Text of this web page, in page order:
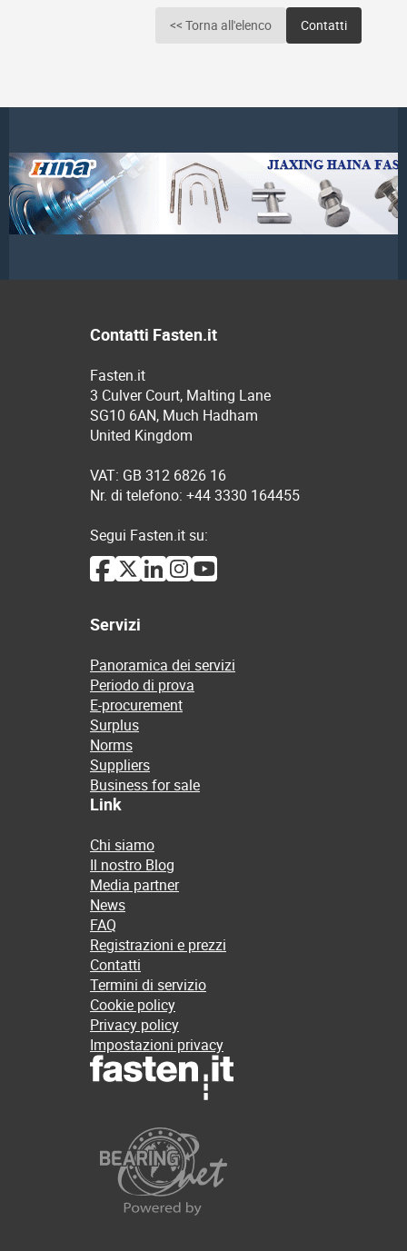
<< Torna all'elenco Contatti
Contatti Fasten.it
Fasten.it
3 Culver Court, Malting Lane
SG10 6AN, Much Hadham
United Kingdom
VAT: GB 312 6826 16
Nr. di telefono: +44 3330 164455
Segui Fasten.it su:
Servizi
Panoramica dei servizi
Periodo di prova
E-procurement
Surplus
Norms
Suppliers
Business for sale
Link
Chi siamo
Il nostro Blog
Media partner
News
FAQ
Registrazioni e prezzi
Contatti
Termini di servizio
Cookie policy
Privacy policy
Impostazioni privacy